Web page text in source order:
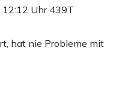
12:12 Uhr 439T
hat nie Probleme mit